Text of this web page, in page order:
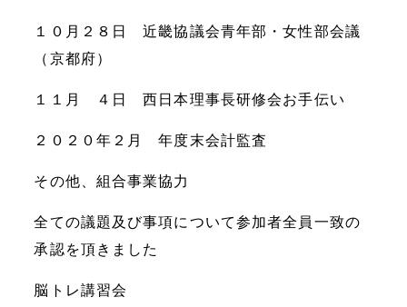
１０月２８日 近畿協議会青年部・女性部会議
（京都府）
１１月 ４日 西日本理事長研修会お手伝い
２０２０年２月 年度末会計監査
その他、組合事業協力
全ての議題及び事項について参加者全員一致の
承認を頂きました
脳トレ講習会